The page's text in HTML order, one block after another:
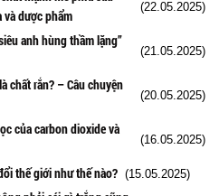
dược phẩm
(22.05.2025)
anh hùng thầm lặng”
(21.05.2025)
chất rắn? – Câu chuyện
(20.05.2025)
của carbon dioxide và
(16.05.2025)
thế giới như thế nào? (15.05.2025)